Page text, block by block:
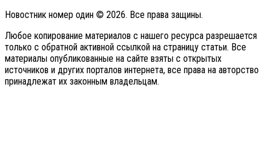
Новостник номер один © 2026. Все права защины.
Любое копирование материалов с нашего ресурса разрешается
только с обратной активной ссылкой на страницу статьи. Все
материалы опубликованные на сайте взяты с открытых
источников и других порталов интернета, все права на авторство
принадлежат их законным владельцам.